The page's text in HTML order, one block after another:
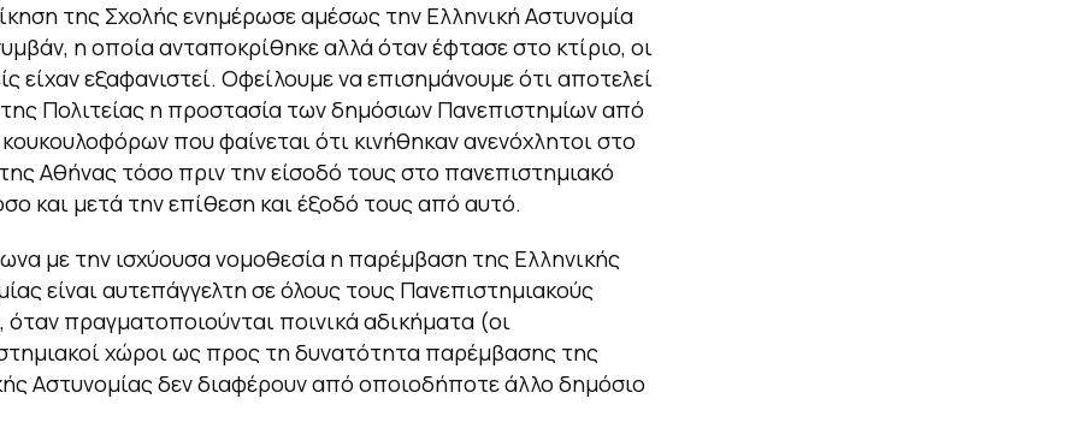
της Σχολής ενημέρωσε αμέσως την Ελληνική Αστυνομία
η οποία ανταποκρίθηκε αλλά όταν έφτασε στο κτίριο, οι
είχαν εξαφανιστεί. Οφείλουμε να επισημάνουμε ότι αποτελεί
Πολιτείας η προστασία των δημόσιων Πανεπιστημίων από
που φαίνεται ότι κινήθηκαν ανενόχλητοι στο
Αθήνας τόσο πριν την είσοδό τους στο πανεπιστημιακό
και μετά την επίθεση και έξοδό τους από αυτό.
με την ισχύουσα νομοθεσία η παρέμβαση της Ελληνικής
είναι αυτεπάγγελτη σε όλους τους Πανεπιστημιακούς
πραγματοποιούνται ποινικά αδικήματα (οι
χώροι ως προς τη δυνατότητα παρέμβασης της
Αστυνομίας δεν διαφέρουν από οποιοδήποτε άλλο δημόσιο